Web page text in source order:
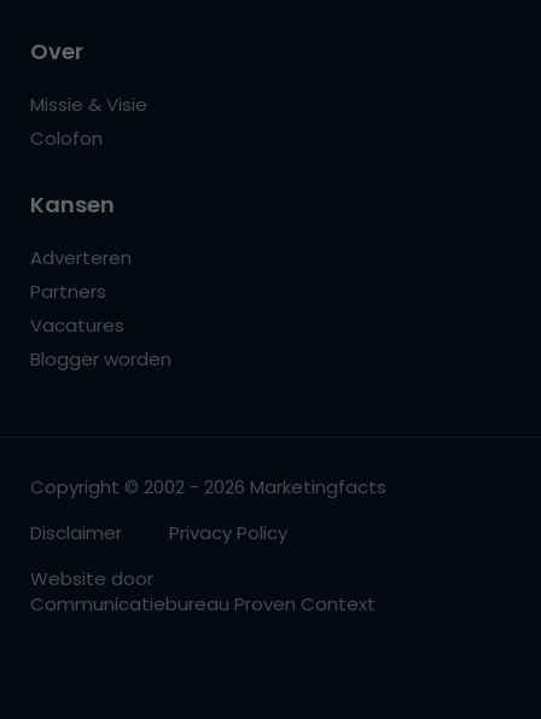
Over
Missie & Visie
Colofon
Kansen
Adverteren
Partners
Vacatures
Blogger worden
Copyright © 2002 - 2026 Marketingfacts
Disclaimer
Privacy Policy
Website door
Communicatiebureau Proven Context